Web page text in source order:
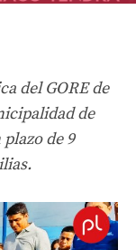
del GORE de
de
de 9